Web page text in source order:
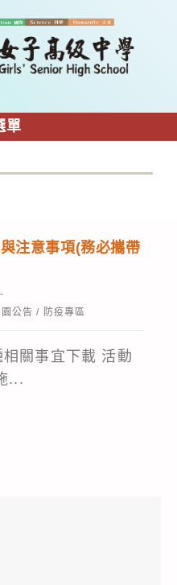
單
注意事項(務必攜帶
公告 / 防疫專區
關事宜下載 活動
...